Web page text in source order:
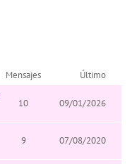
Mensajes
Último
10 09/01/2026
9 07/08/2020